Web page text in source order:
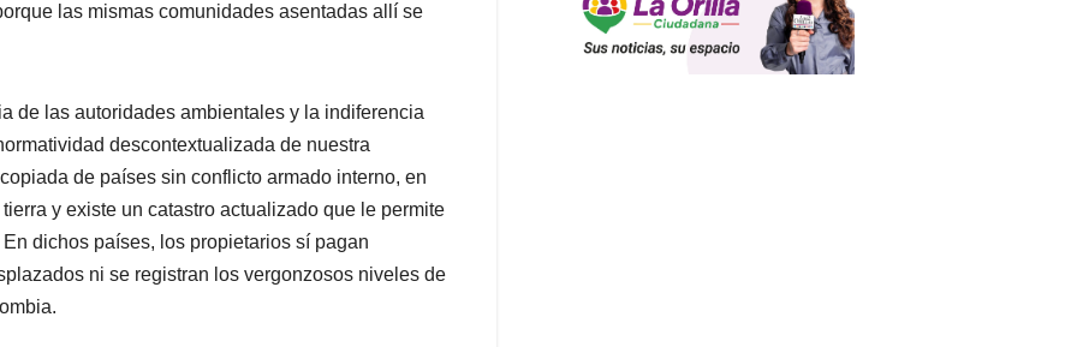
las mismas comunidades asentadas allí se
de las autoridades ambientales y la indiferencia
descontextualizada de nuestra
de países sin conflicto armado interno, en
y existe un catastro actualizado que le permite
dichos países, los propietarios sí pagan
ni se registran los vergonzosos niveles de